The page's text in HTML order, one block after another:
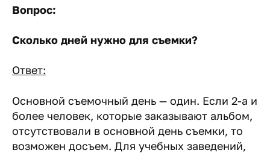
Вопрос:
Сколько дней нужно для съемки?
Ответ:
Основной съемочный день — один. Если 2-а и
более человек, которые заказывают альбом,
отсутствовали в основной день съемки, то
возможен досъем. Для учебных заведений,